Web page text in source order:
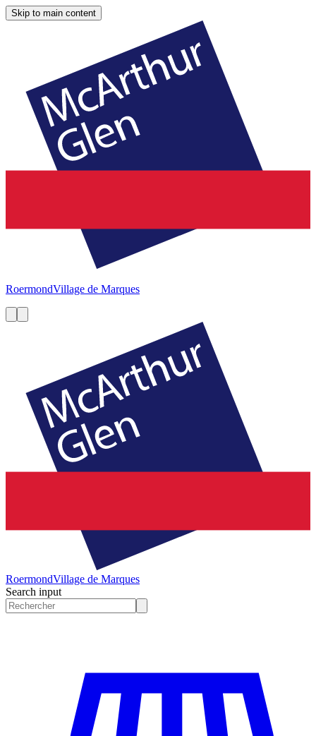
Skip to main content
RoermondVillage de Marques
RoermondVillage de Marques
Search input